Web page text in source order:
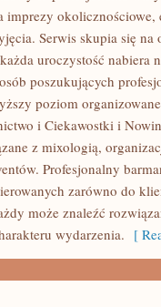
imprezy okolicznościowe,
Serwis skupia się
uroczystość nabiera
poszukujących
poziom
i Ciekawostki i
z mixologią,
Profesjonalny
zarówno do
może znaleźć
wydarzenia. [